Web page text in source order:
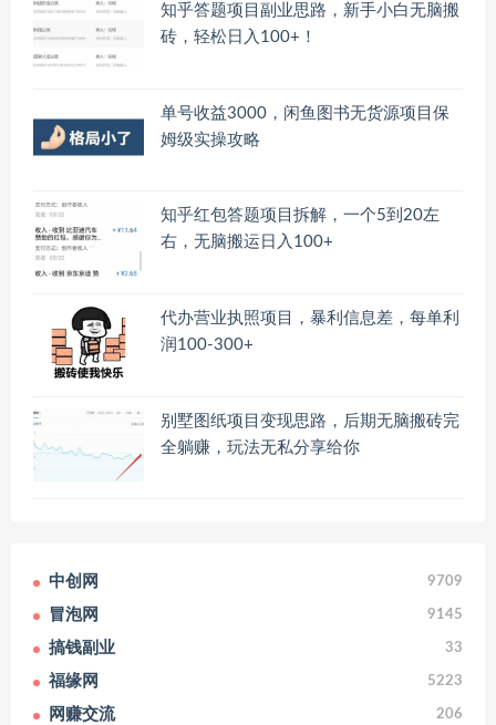
知乎答题项目副业思路，新手小白无脑搬
砖，轻松日入100+！
单号收益3000，闲鱼图书无货源项目保
姆级实操攻略
知乎红包答题项目拆解，一个5到20左
右，无脑搬运日入100+
代办营业执照项目，暴利信息差，每单利
润100-300+
别墅图纸项目变现思路，后期无脑搬砖完
全躺赚，玩法无私分享给你
中创网 9709
冒泡网 9145
搞钱副业 33
福缘网 5223
网赚交流 206